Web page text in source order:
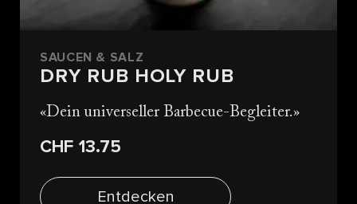
SAUCEN & SALZ
DRY RUB HOLY RUB
Dein universeller Barbecue-Begleiter.
CHF 13.75
Entdecken